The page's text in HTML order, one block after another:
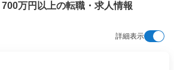
万円以上の転職・求人情報
詳細表示